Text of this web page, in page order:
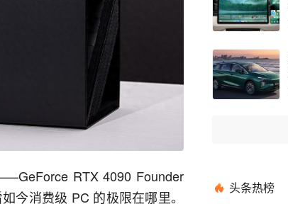
今消费级 PC 的极限在哪里。
头条热榜